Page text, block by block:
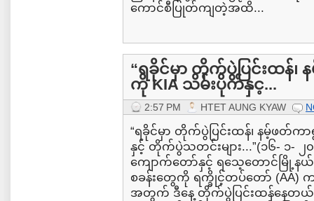
ကောင်စီပြုတ်ကျတဲ့အထိ...
“ရခိုင်မှာ တိုက်ပွဲပြင်းထန်၊
ကို KIA သိမ်းပိုက်နှင့...
2:57 PM HTET AUNG KYAW
“ရခိုင်မှာ တိုက်ပွဲပြင်းထန်၊ နမ့်ဖတ်က
နှင့် တိုက်ပွဲသတင်းများ...”(၁၆- ၁- ၂၀
ကျောက်တော်နှင့် ရသေ့တောင်မြို့န
စခန်းတွေကို ရက္ခိုင့်တပ်တော်
အတွက် ဒီနေ့ တိုက်ပွဲပြင်းထန်နေတ